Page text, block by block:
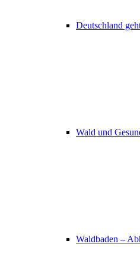
Deutschland
Wald und
Waldbaden –